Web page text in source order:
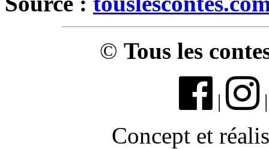
© Tous les
|
Concept et